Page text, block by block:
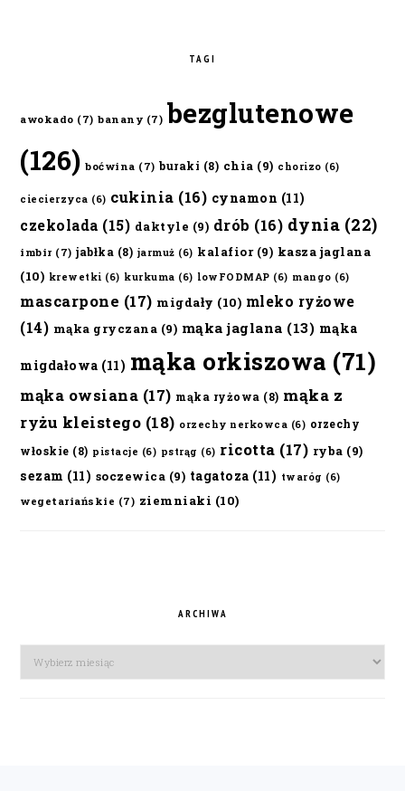
TAGI
awokado (7) banany (7) bezglutenowe
(126) boćwina (7) buraki (8) chia (9) chorizo (6)
ciecierzyca (6) cukinia (16) cynamon (11)
czekolada (15) daktyle (9) drób (16) dynia (22)
imbir (7) jabłka (8) jarmuż (6) kalafior(9) kasza jaglana
(10) krewetki (6) kurkuma (6) lowFODMAP (6) mango (6)
mascarpone (17) migdały (10) mleko ryżowe
(14) mąka gryczana (9) mąka jaglana (13) mąka
migdałowa (11) mąka orkiszowa (71)
mąka owsiana (17) mąka ryżowa (8) mąka z
ryżu kleistego (18) orzechy nerkowca (6) orzechy
włoskie (8) pistacje (6) pstrąg (6) ricotta (17) ryba (9)
sezam (11) soczewica (9) tagatoza (11) twaróg (6)
wegetariańskie (7) ziemniaki (10)
ARCHIWA
Archiwa